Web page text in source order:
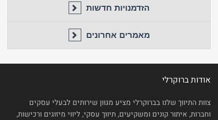
לא רשום לאתר?★ הירשם כאן! ★
התחבר פרסם באתר הזדמנויות חדשות
מאמרים אחרונים
אודות ברוקרלי
צוות התיווך שלנו בברוקרלי מציע מגוון שירותים לבעלי עסקים
וחברות, איתור קונים ומשקיעים, תיווך עסקי, ליווי מיזוגים ורכישות,